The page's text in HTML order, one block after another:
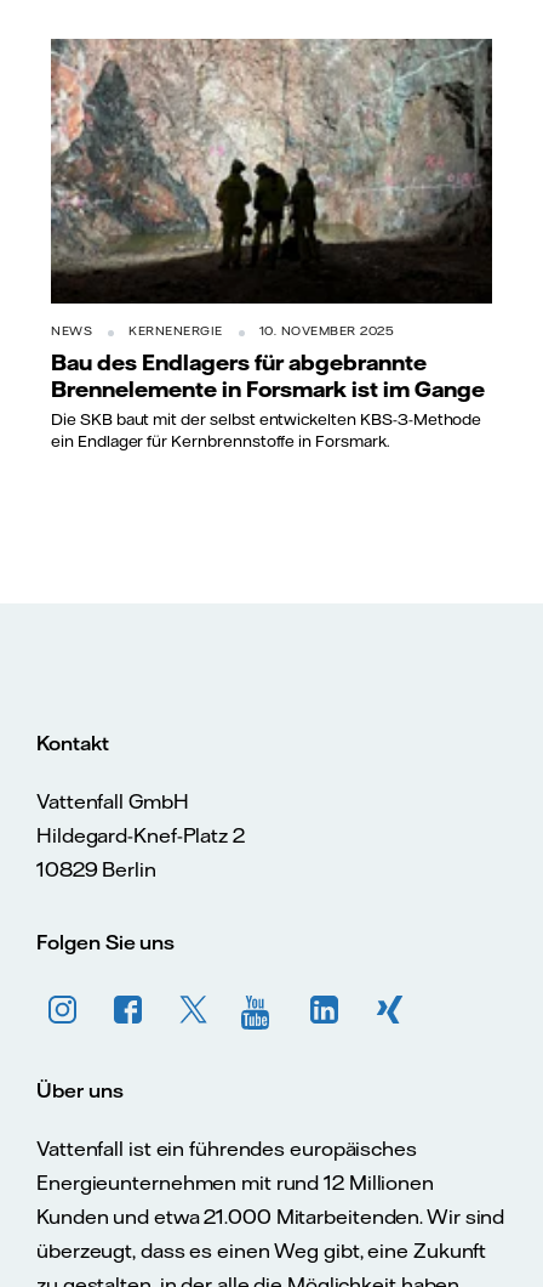
NEWS KERNENERGIE 10. NOVEMBER 2025
Bau des Endlagers für abgebrannte
Brennelemente in Forsmark ist im Gange
Die SKB baut mit der selbst entwickelten KBS-3-Methode
ein Endlager für Kernbrennstoffe in Forsmark.
Kontakt
Vattenfall GmbH
Hildegard-Knef-Platz 2
10829 Berlin
Folgen Sie uns
Über uns
Vattenfall ist ein führendes europäisches
Energieunternehmen mit rund 12 Millionen
Kunden und etwa 21.000 Mitarbeitenden. Wir sind
überzeugt, dass es einen Weg gibt, eine Zukunft